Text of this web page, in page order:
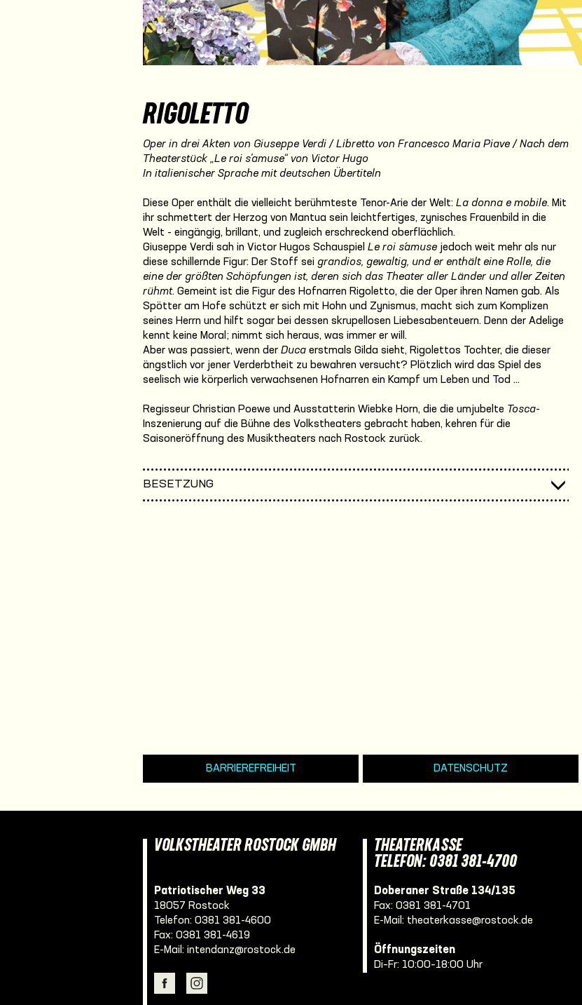
RIGOLETTO
Oper in drei Akten von Giuseppe Verdi / Libretto von Francesco Maria Piave / Nach dem
Theaterstück „Le roi s’amuse“ von Victor Hugo
In italienischer Sprache mit deutschen Übertiteln
Diese Oper enthält die vielleicht berühmteste Tenor-Arie der Welt: La donna e mobile. Mit
ihr schmettert der Herzog von Mantua sein leichtfertiges, zynisches Frauenbild in die
Welt - eingängig, brillant, und zugleich erschreckend oberflächlich.
Giuseppe Verdi sah in Victor Hugos Schauspiel Le roi s´amuse jedoch weit mehr als nur
diese schillernde Figur: Der Stoff sei grandios, gewaltig, und er enthält eine Rolle, die
eine der größten Schöpfungen ist, deren sich das Theater aller Länder und aller Zeiten
rühmt. Gemeint ist die Figur des Hofnarren Rigoletto, die der Oper ihren Namen gab. Als
Spötter am Hofe schützt er sich mit Hohn und Zynismus, macht sich zum Komplizen
seines Herrn und hilft sogar bei dessen skrupellosen Liebesabenteuern. Denn der Adelige
kennt keine Moral; nimmt sich heraus, was immer er will.
Aber was passiert, wenn der Duca erstmals Gilda sieht, Rigolettos Tochter, die dieser
ängstlich vor jener Verderbtheit zu bewahren versucht? Plötzlich wird das Spiel des
seelisch wie körperlich verwachsenen Hofnarren ein Kampf um Leben und Tod …
Regisseur Christian Poewe und Ausstatterin Wiebke Horn, die die umjubelte Tosca-
Inszenierung auf die Bühne des Volkstheaters gebracht haben, kehren für die
Saisoneröffnung des Musiktheaters nach Rostock zurück.
BESETZUNG
BARRIEREFREIHEIT DATENSCHUTZ
VOLKSTHEATER ROSTOCK GMBH
Patriotischer Weg 33
18057 Rostock
Telefon: 0381 381-4600
Fax: 0381 381-4619
E-Mail: intendanz@rostock.de
THEATERKASSE
TELEFON: 0381 381-4700
Doberaner Straße 134/135
Fax: 0381 381-4701
E-Mail: theaterkasse@rostock.de
Öffnungszeiten
Di–Fr: 10:00–18:00 Uhr